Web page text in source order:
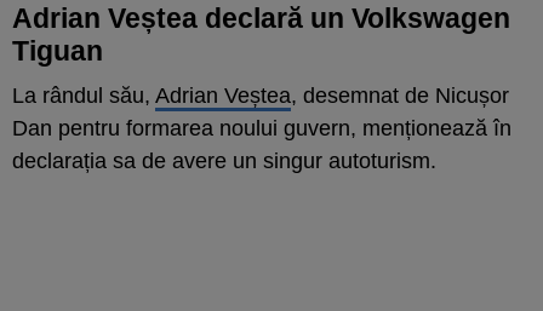
Adrian Veștea declară un Volkswagen
Tiguan
La rândul său, Adrian Veștea, desemnat de Nicușor
Dan pentru formarea noului guvern, menționează în
declarația sa de avere un singur autoturism.